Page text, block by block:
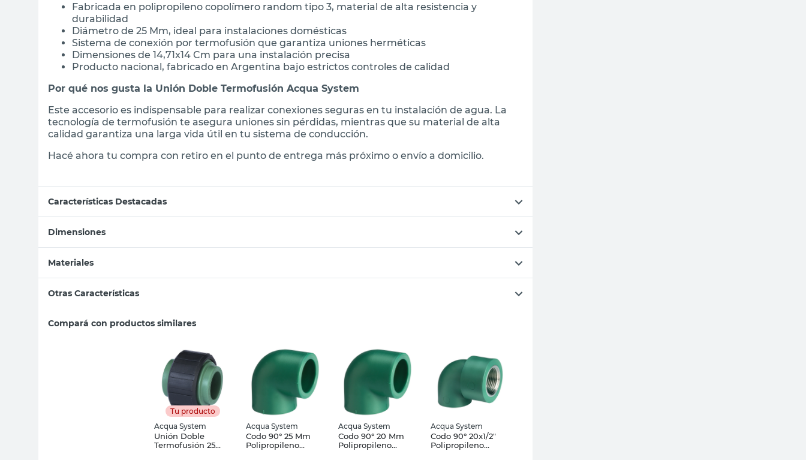
Fabricada en polipropileno copolímero random tipo 3, material de alta resistencia y
durabilidad
Diámetro de 25 Mm, ideal para instalaciones domésticas
Sistema de conexión por termofusión que garantiza uniones herméticas
Dimensiones de 14,71x14 Cm para una instalación precisa
Producto nacional, fabricado en Argentina bajo estrictos controles de calidad
Por qué nos gusta la Unión Doble Termofusión Acqua System
Este accesorio es indispensable para realizar conexiones seguras en tu instalación de agua. La
tecnología de termofusión te asegura uniones sin pérdidas, mientras que su material de alta
calidad garantiza una larga vida útil en tu sistema de conducción.
Hacé ahora tu compra con retiro en el punto de entrega más próximo o envío a domicilio.
Características Destacadas
Dimensiones
Materiales
Otras Características
Compará con productos similares
Tu producto
Acqua System
Unión Doble
Termofusión 25
Acqua System
Codo 90° 25 Mm
Polipropileno
Acqua System
Codo 90° 20 Mm
Polipropileno
Acqua System
Codo 90° 20x1/2"
Polipropileno